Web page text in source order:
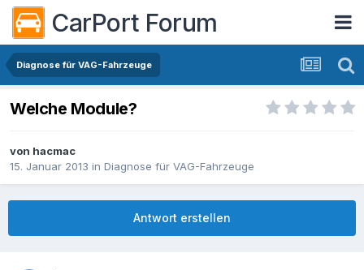
CarPort Forum
Diagnose für VAG-Fahrzeuge
Welche Module?
von hacmac
15. Januar 2013 in Diagnose für VAG-Fahrzeuge
Antwort erstellen